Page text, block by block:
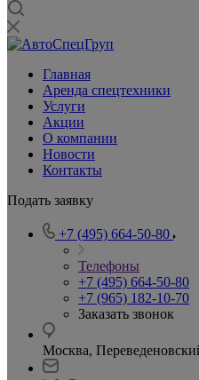
Главная
Аренда спецтехники
Услуги
Акции
О компании
Новости
Контакты
Подать заявку
+7 (495) 664-50-80
Телефоны
+7 (495) 664-50-80
+7 (965) 182-10-70
Заказать звонок
Москва,